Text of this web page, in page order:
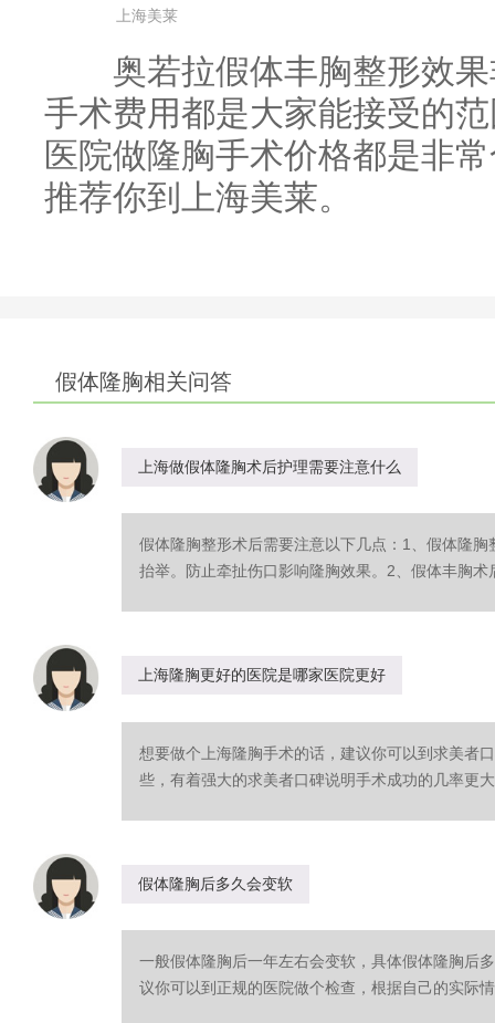
上海美莱
奥若拉假体丰胸整形效果
手术费用都是大家能接受的
医院做隆胸手术价格都是非
推荐你到上海美莱。
假体隆胸相关问答
上海做假体隆胸术后护理需要注意什么
假体隆胸整形术后需要注意以下几点：1、假体隆
抬举。防止牵扯伤口影响隆胸效果。2、假体丰胸术
上海隆胸更好的医院是哪家医院更好
想要做个上海隆胸手术的话，建议你可以到求美者
些，有着强大的求美者口碑说明手术成功的几率更
假体隆胸后多久会变软
一般假体隆胸后一年左右会变软，具体假体隆胸后
议你可以到正规的医院做个检查，根据自己的实际